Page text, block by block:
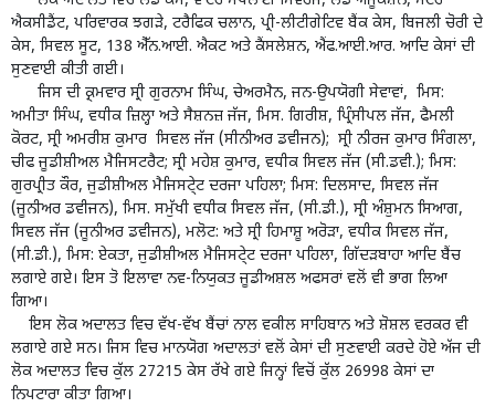
ਐਕਸੀਡੈਂਟ, ਪਰਿਵਾਰਕ ਝਗੜੇ, ਟਰੈਫਿਕ ਚਲਾਨ, ਪ੍ਰੀ-ਲੀਟੀਗੇਟਿਵ ਬੈਂਕ ਕੇਸ, ਬਿਜਲੀ ਚੋਰੀ ਦੇ
ਕੇਸ, ਸਿਵਲ ਸੂਟ, 138 ਐੱਨ.ਆਈ. ਐਕਟ ਅਤੇ ਕੈਂਸਲੇਸ਼ਨ, ਐਂਫ.ਆਈ.ਆਰ. ਆਦਿ ਕੇਸਾਂ ਦੀ
ਸੁਣਵਾਈ ਕੀਤੀ ਗਈ।
ਜਿਸ ਦੀ ਕ੍ਰਮਵਾਰ ਸ੍ਰੀ ਗੁਰਨਾਮ ਸਿੰਘ, ਚੇਅਰਮੈਨ, ਜਨ-ਉਪਯੋਗੀ ਸੇਵਾਵਾਂ, ਮਿਸ:
ਅਮੀਤਾ ਸਿੰਘ, ਵਧੀਕ ਜ਼ਿਲ੍ਹਾ ਅਤੇ ਸੈਸ਼ਨਜ਼ ਜੱਜ, ਮਿਸ. ਗਿਰੀਸ਼, ਪ੍ਰਿੰਸੀਪਲ ਜੱਜ, ਫੈਮਲੀ
ਕੋਰਟ, ਸ੍ਰੀ ਅਮਰੀਸ਼ ਕੁਮਾਰ ਸਿਵਲ ਜੱਜ (ਸੀਨੀਅਰ ਡਵੀਜਨ); ਸ੍ਰੀ ਨੀਰਜ ਕੁਮਾਰ ਸਿੰਗਲਾ,
ਚੀਫ ਜੂਡੀਸ਼ੀਅਲ ਮੈਜਿਸਟਰੈਟ; ਸ੍ਰੀ ਮਹੇਸ਼ ਕੁਮਾਰ, ਵਧੀਕ ਸਿਵਲ ਜੱਜ (ਸੀ.ਡਵੀ.); ਮਿਸ:
ਗੁਰਪ੍ਰੀਤ ਕੌਰ, ਜੁਡੀਸ਼ੀਅਲ ਮੈਜਿਸਟੇ੍ਟ ਦਰਜਾ ਪਹਿਲਾ; ਮਿਸ: ਦਿਲਸਾਦ, ਸਿਵਲ ਜੱਜ
(ਜੂਨੀਅਰ ਡਵੀਜਨ), ਮਿਸ. ਸਮੁੱਖੀ ਵਧੀਕ ਸਿਵਲ ਜੱਜ, (ਸੀ.ਡੀ.), ਸ੍ਰੀ ਅੰਸ਼ੁਮਨ ਸਿਆਗ,
ਸਿਵਲ ਜੱਜ (ਜੂਨੀਅਰ ਡਵੀਜਨ), ਮਲੋਟ: ਅਤੇ ਸ੍ਰੀ ਹਿਮਾਸ਼ੂ ਅਰੋੜਾ, ਵਧੀਕ ਸਿਵਲ ਜੱਜ,
(ਸੀ.ਡੀ.), ਮਿਸ: ਏਕਤਾ, ਜੁਡੀਸ਼ੀਅਲ ਮੈਜਿਸਟੇ੍ਟ ਦਰਜਾ ਪਹਿਲਾ, ਗਿੱਦੜਬਾਹਾ ਆਦਿ ਬੈਂਚ
ਲਗਾਏ ਗਏ। ਇਸ ਤੋ ਇਲਾਵਾ ਨਵ-ਨਿਯੁਕਤ ਜੂਡੀਅਸ਼ਲ ਅਫਸਰਾਂ ਵਲੋਂ ਵੀ ਭਾਗ ਲਿਆ
ਗਿਆ।
ਇਸ ਲੋਕ ਅਦਾਲਤ ਵਿਚ ਵੱਖ-ਵੱਖ ਬੈਂਚਾਂ ਨਾਲ ਵਕੀਲ ਸਾਹਿਬਾਨ ਅਤੇ ਸ਼ੋਸ਼ਲ ਵਰਕਰ ਵੀ
ਲਗਾਏ ਗਏ ਸਨ। ਜਿਸ ਵਿਚ ਮਾਨਯੋਗ ਅਦਾਲਤਾਂ ਵਲੋਂ ਕੇਸਾਂ ਦੀ ਸੁਣਵਾਈ ਕਰਦੇ ਹੋਏ ਅੱਜ ਦੀ
ਲੋਕ ਅਦਾਲਤ ਵਿਚ ਕੁੱਲ 27215 ਕੇਸ ਰੱਖੇ ਗਏ ਜਿਨ੍ਹਾਂ ਵਿਚੋਂ ਕੁੱਲ 26998 ਕੇਸਾਂ ਦਾ
ਨਿਪਟਾਰਾ ਕੀਤਾ ਗਿਆ।